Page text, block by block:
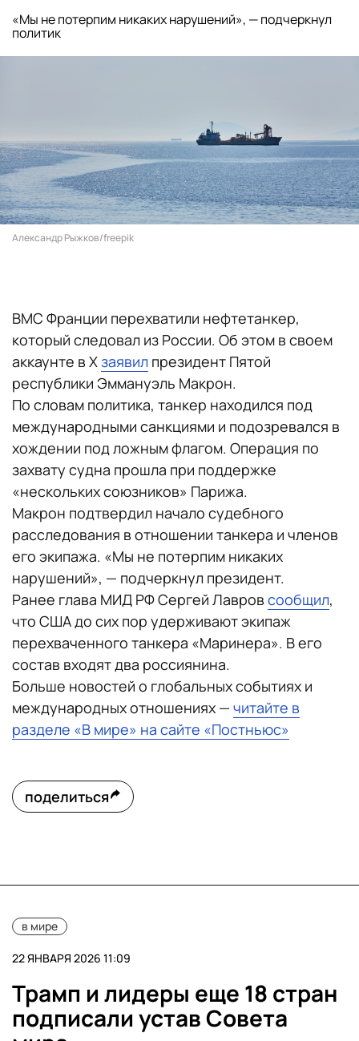
«Мы не потерпим никаких нарушений», — подчеркнул
политик
Александр Рыжков/freepik
ВМС Франции перехватили нефтетанкер,
который следовал из России. Об этом в своем
аккаунте в Xзаявил президент Пятой
республики Эммануэль Макрон.
По словам политика, танкер находился под
международными санкциями и подозревался в
хождении под ложным флагом. Операция по
захвату судна прошла при поддержке
«нескольких союзников» Парижа.
Макрон подтвердил начало судебного
расследования в отношении танкера и членов
его экипажа. «Мы не потерпим никаких
нарушений», — подчеркнул президент.
Ранее глава МИД РФ Сергей Лавров сообщил,
что США до сих пор удерживают экипаж
перехваченного танкера «Маринера». В его
состав входят два россиянина.
Больше новостей о глобальных событиях и
международных отношениях — читайте в
разделе «В мире» на сайте «Постньюс»
поделиться
в мире
22 ЯНВАРЯ 2026 11:09
Трамп и лидеры еще 18 стран
подписали устав Совета